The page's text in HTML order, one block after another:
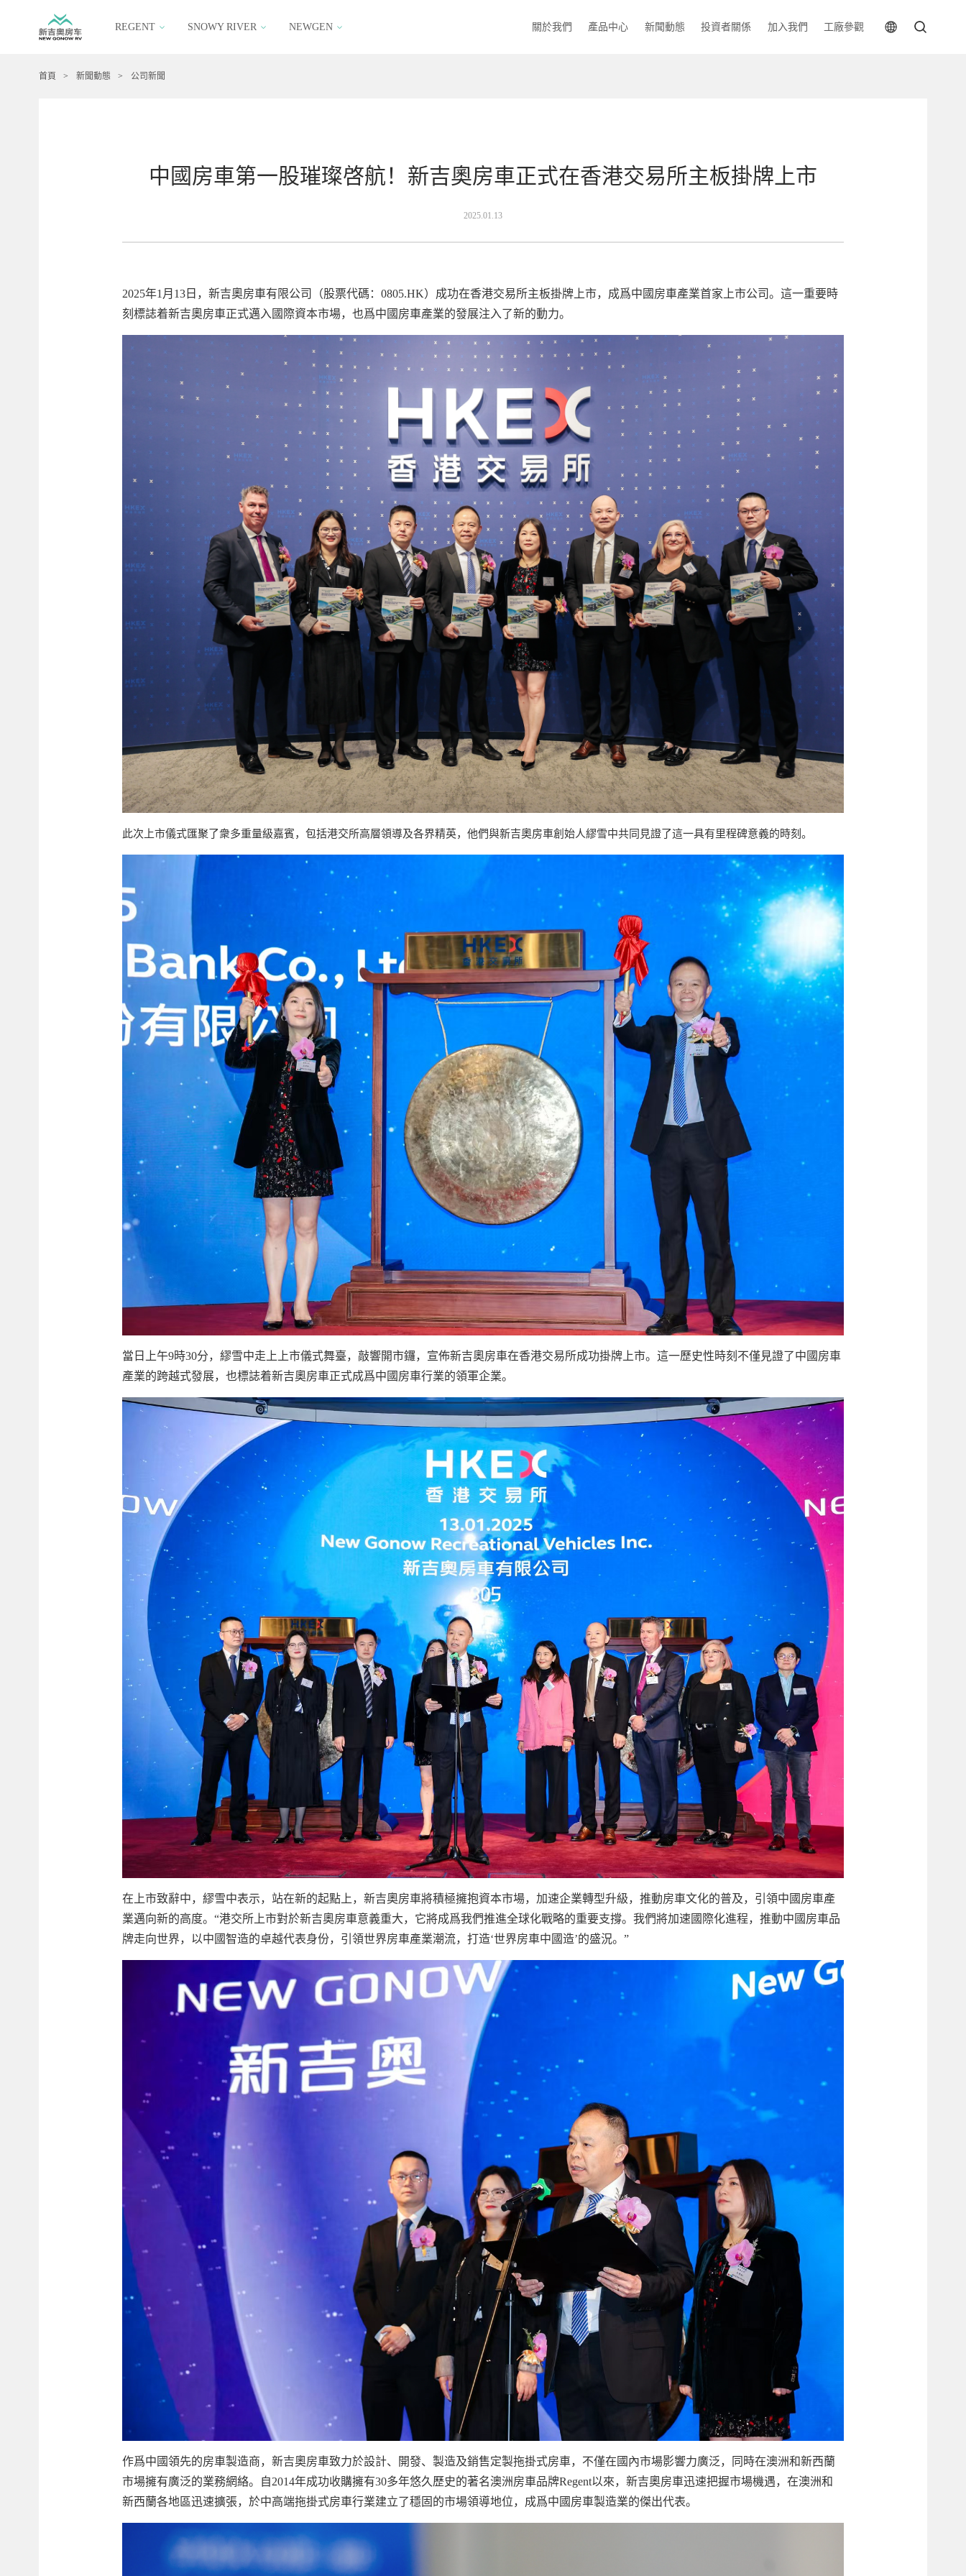
REGENT SNOWY RIVER NEWGEN 關於我們 產品中心 新聞動態 投資者關係 加入我們 工廠參觀
首頁 > 新聞動態 > 公司新聞
中國房車第一股璀璨啓航！新吉奧房車正式在香港交易所主板掛牌上市
2025.01.13
2025年1月13日，新吉奧房車有限公司（股票代碼：0805.HK）成功在香港交易所主板掛牌上市，成爲中國房車產業首家上市公司。這一重要時
刻標誌着新吉奧房車正式邁入國際資本市場，也爲中國房車產業的發展注入了新的動力。
此次上市儀式匯聚了衆多重量級嘉賓，包括港交所高層領導及各界精英，他們與新吉奧房車創始人繆雪中共同見證了這一具有里程碑意義的時刻。
當日上午9時30分，繆雪中走上上市儀式舞臺，敲響開市鑼，宣佈新吉奧房車在香港交易所成功掛牌上市。這一歷史性時刻不僅見證了中國房車
產業的跨越式發展，也標誌着新吉奧房車正式成爲中國房車行業的領軍企業。
在上市致辭中，繆雪中表示，站在新的起點上，新吉奧房車將積極擁抱資本市場，加速企業轉型升級，推動房車文化的普及，引領中國房車產
業邁向新的高度。“港交所上市對於新吉奧房車意義重大，它將成爲我們推進全球化戰略的重要支撐。我們將加速國際化進程，推動中國房車品
牌走向世界，以中國智造的卓越代表身份，引領世界房車產業潮流，打造‘世界房車中國造’的盛況。”
作爲中國領先的房車製造商，新吉奧房車致力於設計、開發、製造及銷售定製拖掛式房車，不僅在國內市場影響力廣泛，同時在澳洲和新西蘭
市場擁有廣泛的業務網絡。自2014年成功收購擁有30多年悠久歷史的著名澳洲房車品牌Regent以來，新吉奧房車迅速把握市場機遇，在澳洲和
新西蘭各地區迅速擴張，於中高端拖掛式房車行業建立了穩固的市場領導地位，成爲中國房車製造業的傑出代表。